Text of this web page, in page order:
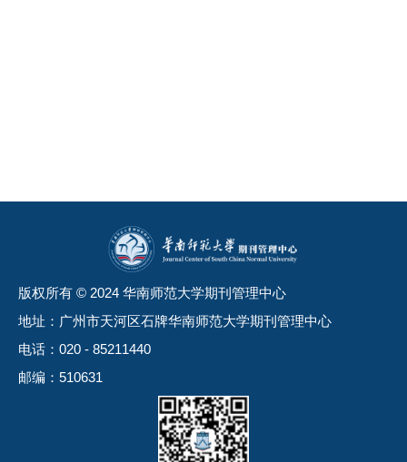
版权所有 © 2024 华南师范大学期刊管理中心
地址：广州市天河区石牌华南师范大学期刊管理中心
电话：020 - 85211440
邮编：510631